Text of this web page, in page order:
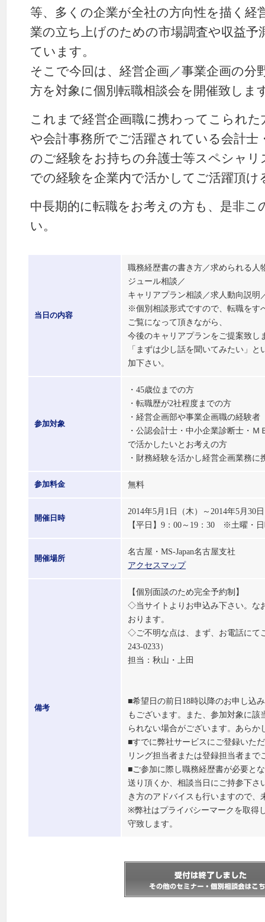
等、多くの企業が全社の方向性を描く経
業の立ち上げのための市場調査や収益予
ています。
そこで今回は、経営企画／事業企画の分
方を対象に個別転職相談会を開催致しま
これまで経営企画職に携わってこられ
や会計事務所でご活躍されている会計士
のご経験をお持ちの弁護士等スペシャ
での経験を企業内で活かしてご活躍頂
中長期的に転職をお考えの方も、是非こ
い。
当日の内容
職務経歴書の書き方／求められる人
ジュール相談／
キャリアプラン相談／求人動向説明
※個別相談形式ですので、転職をす
ご覧になって頂きながら、
今後のキャリアプランをご提案致し
「まずは少し話を聞いてみたい」
加下さい。
参加対象
・45歳位までの方
・転職歴が2社程度までの方
・経営企画部や事業企画職の経験者
・公認会計士・中小企業診断士・
で活かしたいとお考えの方
・財務経験を活かし経営企画業務
参加料金 無料
開催日時
2014年5月1日（木）～2014年5月30
【平日】9：00～19：30 ※土曜・
開催場所
名古屋・MS-Japan名古屋支社
アクセスマップ
備考
【個別面談のため完全予約制】
◇当サイトよりお申込み下さい。な
おります。
◇ご不明な点は、まず、お電話にて
243-0233）
担当：秋山・上田
■希望日の前日18時以降のお申し込
もございます。また、参加対象に
られない場合がございます。あらか
■すでに弊社サービスにご登録いた
リング担当者または登録担当者まで
■ご参加に際し職務経歴書が必要と
送り頂くか、相談当日にご持参下さ
き方のアドバイスも行いますので
※弊社はプライバシーマークを取得
守致します。